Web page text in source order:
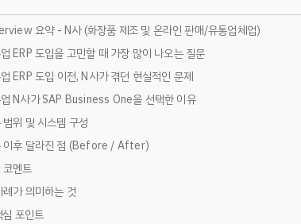
요약 - N사 (화장품 제조 및 온라인 판매/유통업체업)
ERP 도입을 고민할 때 가장 많이 나오는 질문
ERP 도입 이전, N사가 겪던 현실적인 문제
N사가 SAP Business One을 선택한 이유
위 및 시스템 구성
이후 달라진 점 (Before / After)
멘트
가 의미하는 것
포인트